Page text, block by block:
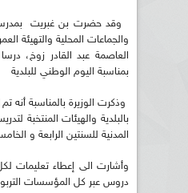
وقد حضرت بن غبريت بمدرسة
والجماعات المحلية والتهيئة
العاصمة عبد القادر زوخ،
بمناسبة اليوم الوطني
وذكرت الوزيرة بالمناسبة أنه
بالبلدية والهيئات المنتخبة
المدنية للسنتين الرابعة و
وأشارت الى إعطاء تعليمات
دروس عبر كل المؤسسات